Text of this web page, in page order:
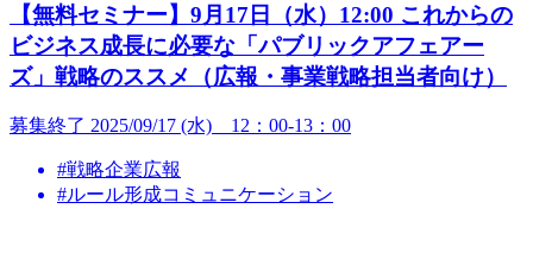
【無料セミナー】9月17日（水）12:00 これからの
ビジネス成長に必要な「パブリックアフェアー
ズ」戦略のススメ（広報・事業戦略担当者向け）
募集終了 2025/09/17 (水) 12：00-13：00
#戦略企業広報
#ルール形成コミュニケーション